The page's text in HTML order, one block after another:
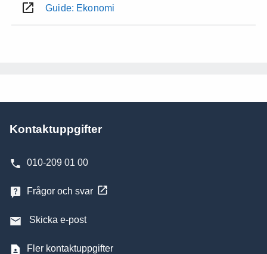
Guide: Ekonomi
Kontaktuppgifter
010-209 01 00
Frågor och svar
Skicka e-post
Fler kontaktuppgifter